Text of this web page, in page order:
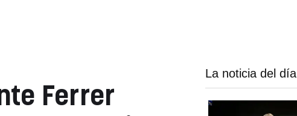
Ferrer
La noticia del día